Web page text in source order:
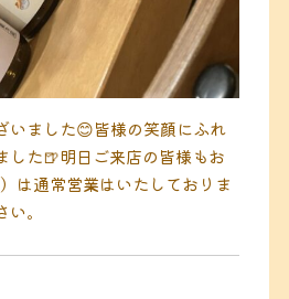
いました😊皆様の笑顔にふれ
した🍺明日ご来店の皆様もお
は通常営業はいたしておりま
。